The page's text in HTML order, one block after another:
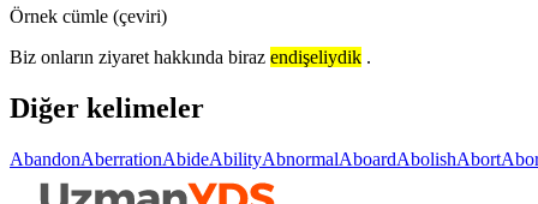
Örnek cümle (çeviri)
Biz onların ziyaret hakkında biraz endişeliydik .
Diğer kelimeler
AbandonAberrationAbideAbilityAbnormalAboardAbolishAbort